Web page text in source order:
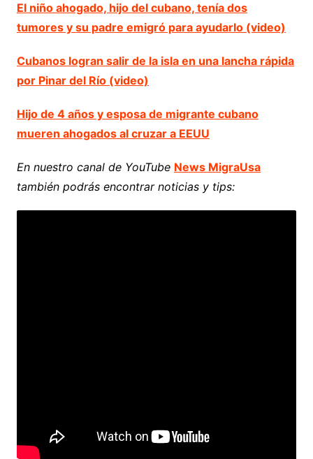
El niño ahogado, hijo del cubano, tenía dos
tumores y su padre emigró para ayudarlo (video)
Cubanos logran salir de la isla en una lancha rápida
por Pinar del Río (video)
Hijo de 4 años y esposa de migrante cubano
mueren ahogados al cruzar a EEUU
En nuestro canal de YouTube News MigraUsa
también podrás encontrar noticias y tips: